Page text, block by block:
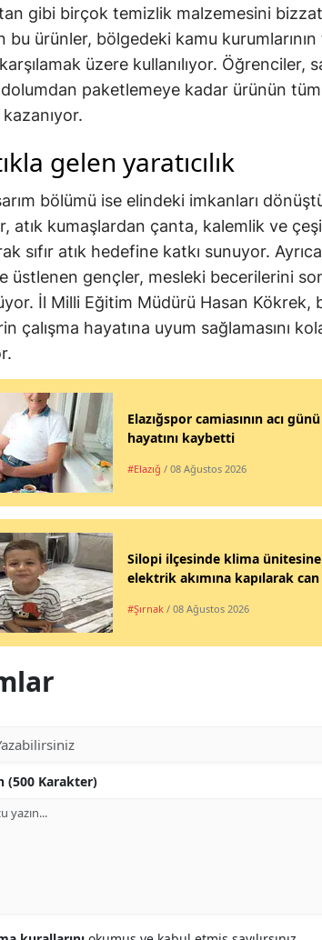
gibi birçok temizlik malzemesini
bu ürünler, bölgedeki kamu
üzere kullanılıyor. Öğrenciler,
paketlemeye kadar ürünün tüm
gelen yaratıcılık
bölümü ise elindeki imkanları
atık kumaşlardan çanta, kalemlik ve
sıfır atık hedefine katkı sunuyor.
üstlenen gençler, mesleki becerilerini
İl Milli Eğitim Müdürü Hasan Kökrek,
çalışma hayatına uyum sağlamasını
Elazığspor camiasının acı
hayatını kaybetti
#Elazığ / 08 Ağustos 2026
Silopi ilçesinde klima
elektrik akımına kapılarak
#Şırnak / 08 Ağustos 2026
(500 Karakter)